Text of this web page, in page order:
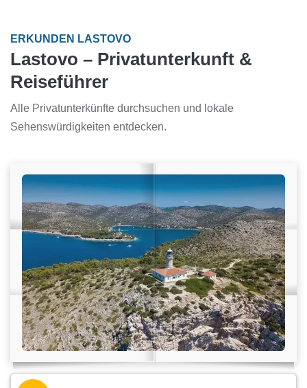
ERKUNDEN LASTOVO
Lastovo – Privatunterkunft &
Reiseführer
Alle Privatunterkünfte durchsuchen und lokale
Sehenswürdigkeiten entdecken.